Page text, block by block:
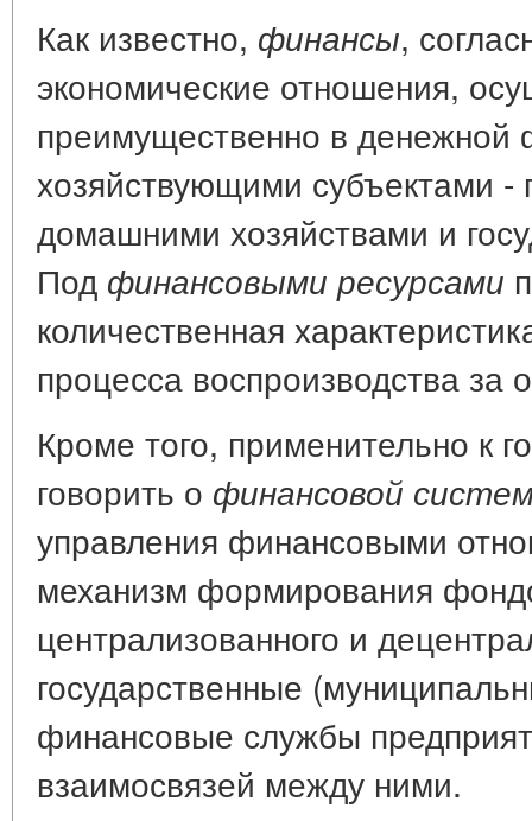
Как известно, финансы,
экономические отношения,
преимущественно в
хозяйствующими субъектами -
домашними хозяйствами и
Под финансовыми ресурсами
количественная
процесса воспроизводства за
Кроме того, применительно к
говорить о финансовой
управления финансовыми
механизм формирования
централизованного и
государственные
финансовые службы
взаимосвязей между ними.